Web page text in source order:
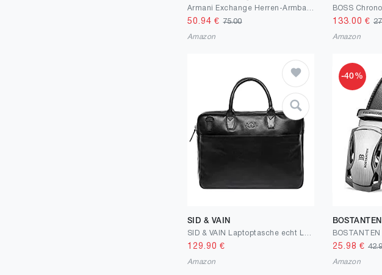
50.94 €75.00
Amazon
133.00 €
Amazon
SID & VAIN
129.90 €
Amazon
-40%
BOSTANTEN
25.98 €
Amazon